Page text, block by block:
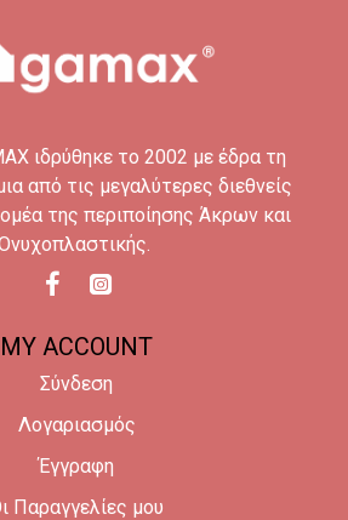
ιδρύθηκε το 2002 με έδρα τη
από τις μεγαλύτερες διεθνείς
της περιποίησης Άκρων και
MY ACCOUNT
Σύνδεση
Λογαριασμός
Έγγραφη
Παραγγελίες μου